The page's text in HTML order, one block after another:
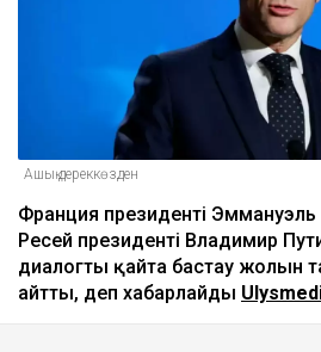
Ашық дереккөзден
Франция президенті Эммануэль
Ресей президенті Владимир
диалогты қайта бастау жолын
айтты, деп хабарлайды